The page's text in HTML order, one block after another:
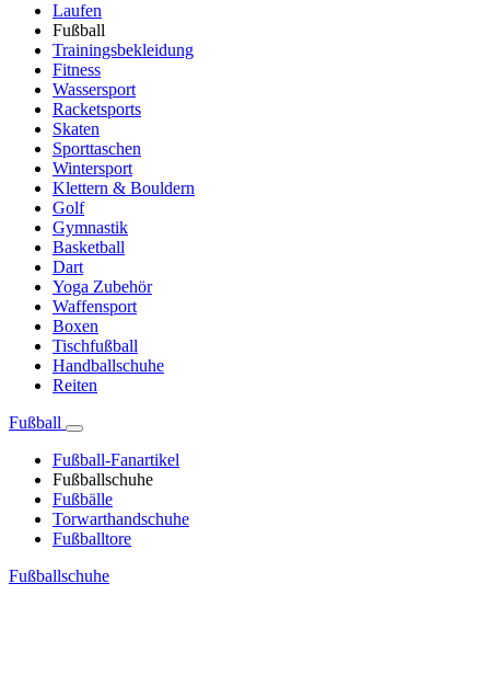
Laufen
Fußball
Trainingsbekleidung
Fitness
Wassersport
Racketsports
Skaten
Sporttaschen
Wintersport
Klettern & Bouldern
Golf
Gymnastik
Basketball
Dart
Yoga Zubehör
Waffensport
Boxen
Tischfußball
Handballschuhe
Reiten
Fußball
Fußball-Fanartikel
Fußballschuhe
Fußbälle
Torwarthandschuhe
Fußballtore
Fußballschuhe